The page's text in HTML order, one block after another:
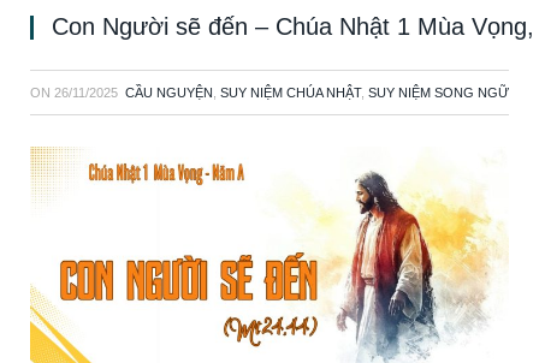
Con Người sẽ đến – Chúa Nhật 1 Mùa
ON 26/11/2025 CẦU NGUYỆN SUY NIỆM CHÚA NHẬT, SUY NIỆM SONG NGỮ